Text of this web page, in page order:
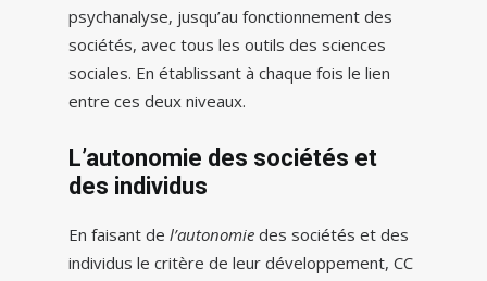
psychanalyse, jusqu’au fonctionnement des
sociétés, avec tous les outils des sciences
sociales. En établissant à chaque fois le lien
entre ces deux niveaux.
L’autonomie des sociétés et
des individus
En faisant de l’autonomie des sociétés et des
individus le critère de leur développement, CC